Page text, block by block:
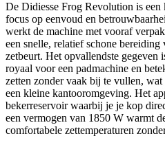
De Didiesse Frog Revolution is een
focus op eenvoud en
werkt de machine met vooraf
een snelle, relatief schone
zetbeurt. Het opvallendste gegeven
royaal voor een padmachine en
zetten zonder vaak bij te vullen,
een kleine kantooromgeving. Het
bekerreservoir waarbij je je kop
een vermogen van 1850 W warmt
comfortabele zettemperaturen